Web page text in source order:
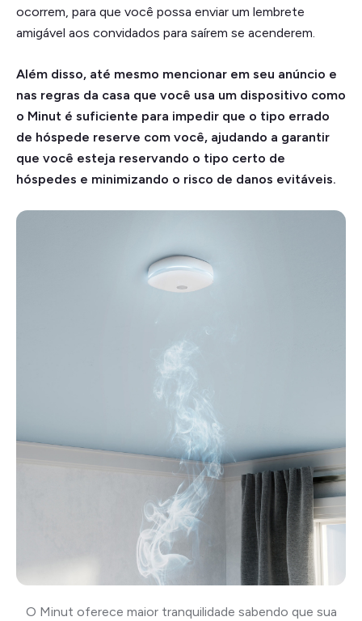
ocorrem, para que você possa enviar um lembrete
amigável aos convidados para saírem se acenderem.
Além disso, até mesmo mencionar em seu anúncio e
nas regras da casa que você usa um dispositivo como
o Minut é suficiente para impedir que o tipo errado
de hóspede reserve com você, ajudando a garantir
que você esteja reservando o tipo certo de
hóspedes e minimizando o risco de danos evitáveis.
O Minut oferece maior tranquilidade sabendo que sua